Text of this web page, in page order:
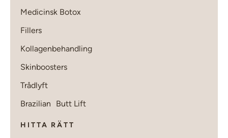
Medicinsk Botox
Fillers
Kollagenbehandling
Skinboosters
Trådlyft
Brazilian Butt Lift
HITTA RÄTT